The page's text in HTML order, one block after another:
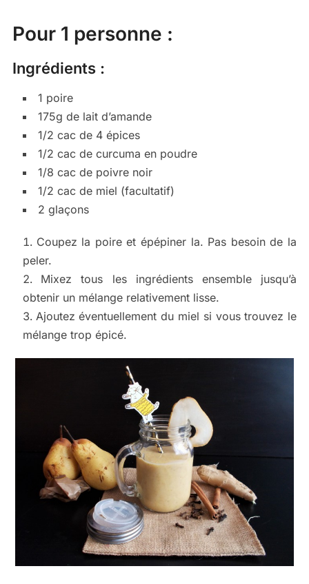
Pour 1 personne :
Ingrédients :
1 poire
175g de lait d’amande
1/2 cac de 4 épices
1/2 cac de curcuma en poudre
1/8 cac de poivre noir
1/2 cac de miel (facultatif)
2 glaçons
Coupez la poire et épépiner la. Pas besoin de la
peler.
Mixez tous les ingrédients ensemble jusqu’à
obtenir un mélange relativement lisse.
Ajoutez éventuellement du miel si vous trouvez le
mélange trop épicé.